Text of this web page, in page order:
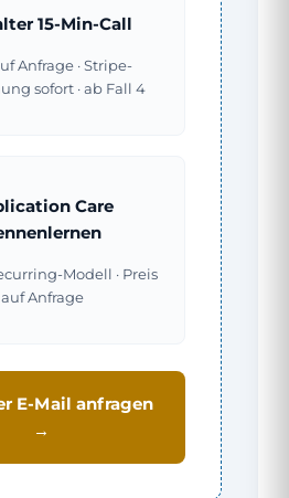
15-Min-Call
Anfrage · Stripe-
sofort · ab Fall 4
Care
Modell · Preis
auf Anfrage
E-Mail anfragen